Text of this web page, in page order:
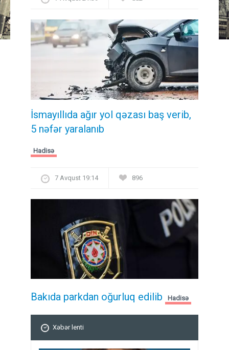
İsmayıllıda ağır yol qəzası baş verib,
5 nəfər yaralanıb
Hadisə
7 Avqust 19:14 896
Bakıda parkdan oğurluq edilib Hadisə
Xəbər lenti